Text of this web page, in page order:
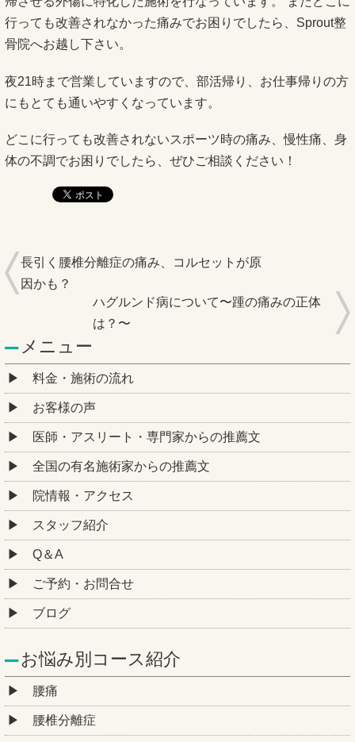
行っても改善されなかった痛みでお困りでしたら、Sprout整
骨院へお越し下さい。
夜21時まで営業していますので、部活帰り、お仕事帰りの方
にもとても通いやすくなっています。
どこに行っても改善されないスポーツ時の痛み、慢性痛、身
体の不調でお困りでしたら、ぜひご相談ください！
長引く腰椎分離症の痛み、コルセットが原
因かも？
ハグルンド病について〜踵の痛みの正体
は？〜
メニュー
料金・施術の流れ
お客様の声
医師・アスリート・専門家からの推薦文
全国の有名施術家からの推薦文
院情報・アクセス
スタッフ紹介
Q＆A
ご予約・お問合せ
ブログ
お悩み別コース紹介
腰痛
腰椎分離症